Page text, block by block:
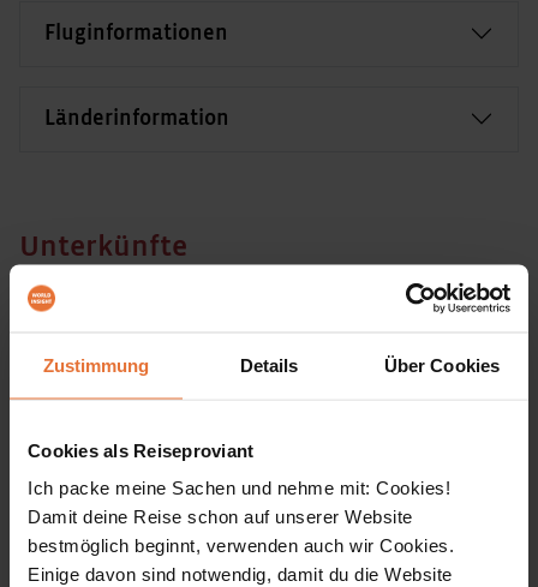
Zustimmung Details Über Cookies
Cookies als Reiseproviant
Ich packe meine Sachen und nehme mit: Cookies!
Damit deine Reise schon auf unserer Website
bestmöglich beginnt, verwenden auch wir Cookies.
Einige davon sind notwendig, damit du die Website
Fluginformationen
Länderinformation
Unterkünfte
Bei unseren Hotels in Sri Lanka handelt es sich um
bzw. Dusche/WC auf dem Zimmer, alle mit
Unser Badehotel liegt unmittelbar am Meer,
fußläufig zum malerischen Ort Galle. Zusätzlich
verfügt es über einen großen Pool, mehrere
Restaurants sowie einen Sport-und Wellness